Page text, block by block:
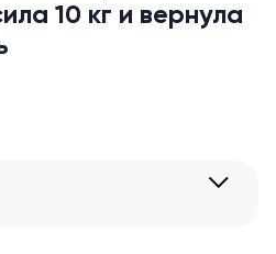
10 кг и вернула